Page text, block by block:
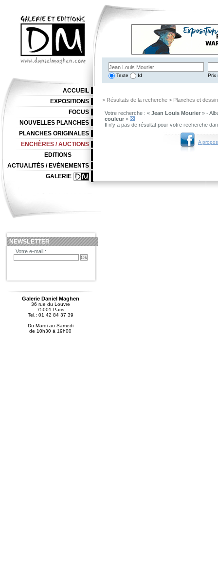
Texte Id Prix
> Résultats de la recherche > Planches et
Votre recherche : « Jean Louis Mourier » -
couleur »
Il n'y a pas de résultat pour votre recherche
A
ACCUEIL
EXPOSITIONS
FOCUS
NOUVELLES PLANCHES
PLANCHES ORIGINALES
ENCHÈRES / AUCTIONS
EDITIONS
ACTUALITÉS / EVÉNEMENTS
GALERIE
NEWSLETTER
Votre e-mail :
Galerie Daniel Maghen
36 rue du Louvre
75001 Paris
Tel.: 01 42 84 37 39
Du Mardi au Samedi
de 10h30 à 19h00